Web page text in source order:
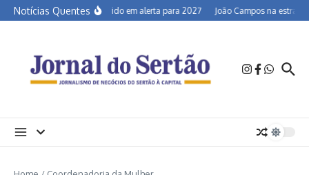
Ir para o conteúdo
Notícias QuentesSemiárido em alerta para 2027 João Campos na